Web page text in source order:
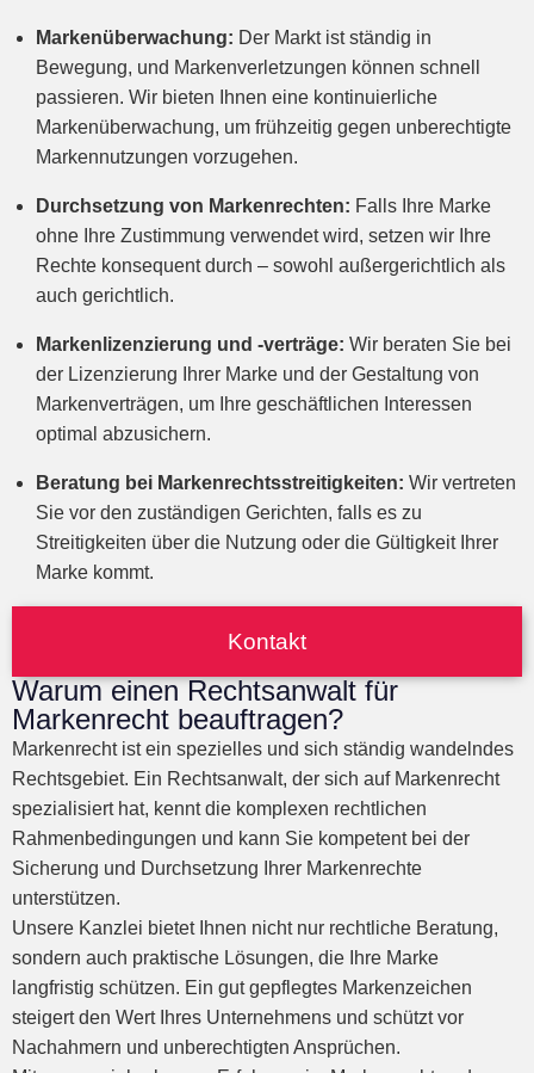
Markenüberwachung: Der Markt ist ständig in
Bewegung, und Markenverletzungen können schnell
passieren. Wir bieten Ihnen eine kontinuierliche
Markenüberwachung, um frühzeitig gegen unberechtigte
Markennutzungen vorzugehen.
Durchsetzung von Markenrechten: Falls Ihre Marke
ohne Ihre Zustimmung verwendet wird, setzen wir Ihre
Rechte konsequent durch – sowohl außergerichtlich als
auch gerichtlich.
Markenlizenzierung und -verträge: Wir beraten Sie bei
der Lizenzierung Ihrer Marke und der Gestaltung von
Markenverträgen, um Ihre geschäftlichen Interessen
optimal abzusichern.
Beratung bei Markenrechtsstreitigkeiten: Wir vertreten
Sie vor den zuständigen Gerichten, falls es zu
Streitigkeiten über die Nutzung oder die Gültigkeit Ihrer
Marke kommt.
Kontakt
Warum einen Rechtsanwalt für
Markenrecht beauftragen?
Markenrecht ist ein spezielles und sich ständig wandelndes
Rechtsgebiet. Ein Rechtsanwalt, der sich auf Markenrecht
spezialisiert hat, kennt die komplexen rechtlichen
Rahmenbedingungen und kann Sie kompetent bei der
Sicherung und Durchsetzung Ihrer Markenrechte
unterstützen.
Unsere Kanzlei bietet Ihnen nicht nur rechtliche Beratung,
sondern auch praktische Lösungen, die Ihre Marke
langfristig schützen. Ein gut gepflegtes Markenzeichen
steigert den Wert Ihres Unternehmens und schützt vor
Nachahmern und unberechtigten Ansprüchen.